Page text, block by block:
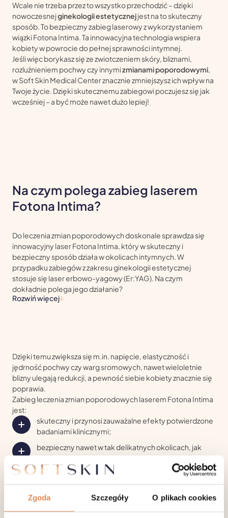
Zgoda Szczegóły O plikach cookies
Wcale nie trzeba przez to wszystko przechodzić – dzięki
nowoczesnejginekologii estetycznejjest na to skuteczny
sposób. To bezpieczny zabieg laserowy z wykorzystaniem
wiązki Fotona Intima. Ta innowacyjna technologia wspiera
kobiety w powrocie do pełnej sprawności intymnej.
Jeśli więc borykasz się ze zwiotczeniem skóry, bliznami,
rozluźnieniem pochwy czy innymizmianami poporodowymi,
w Soft Skin Medical Center znacznie zmniejszysz ich wpływ na
Twoje życie. Dzięki skutecznemu zabiegowi poczujesz się jak
wcześniej – a być może nawet dużo lepiej!
Na czym polega zabieg laserem
Fotona Intima?
Do leczenia zmian poporodowych doskonale sprawdza się
innowacyjny laser Fotona Intima, który w skuteczny i
bezpieczny sposób działa w okolicach intymnych. W
przypadku zabiegów z zakresu ginekologii estetycznej
stosuje się laser erbowo-yagowy (Er:YAG). Na czym
dokładnie polega jego działanie?
Rozwiń więcej
Dzięki temu zwiększa się m.in. napięcie, elastyczność i
jędrność pochwy czy warg sromowych, nawet wieloletnie
blizny ulegają redukcji, a pewność siebie kobiety znacznie się
poprawia.
Zabieg leczenia zmian poporodowych laserem Fotona Intima
jest:
skuteczny i przynosi zauważalne efekty potwierdzone
badaniami klinicznymi;
bezpieczny nawet w tak delikatnych okolicach, jak
pochwa czy wargi sromowe;
całkowicie bezinwazyjny (w przeciwieństwie do
szybki i niewymagający rekonwalescencji, niemal od
razu możesz wrócić do codziennych czynności.